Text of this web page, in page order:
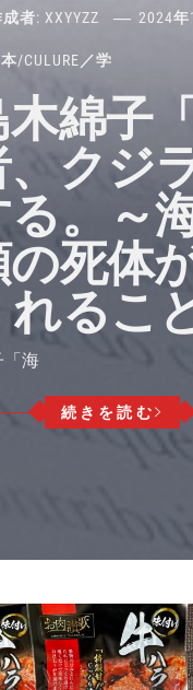
成者: XXYYZZ 2024年
本/CULURE／学
木綿子
、クジ
。～
死体
るこ
「海
続きを読む